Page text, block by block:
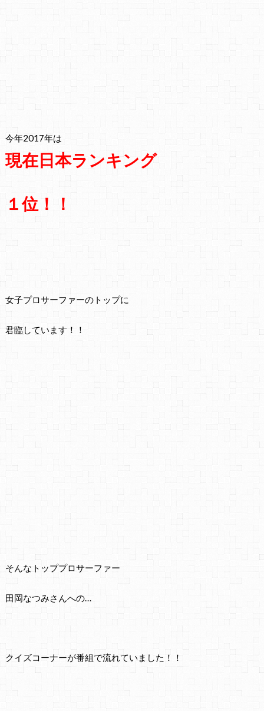
今年2017年は
現在日本ランキング
１位！！
女子プロサーファーのトップに
君臨しています！！
そんなトッププロサーファー
田岡なつみさんへの…
クイズコーナーが番組で流れていました！！